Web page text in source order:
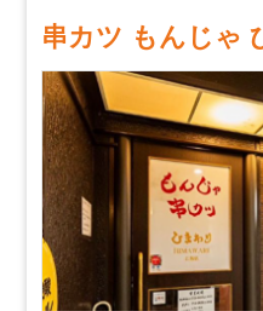
串カツ もんじゃ